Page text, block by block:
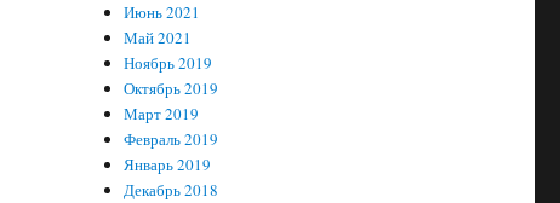
Июнь 2021
Май 2021
Ноябрь 2019
Октябрь 2019
Март 2019
Февраль 2019
Январь 2019
Декабрь 2018